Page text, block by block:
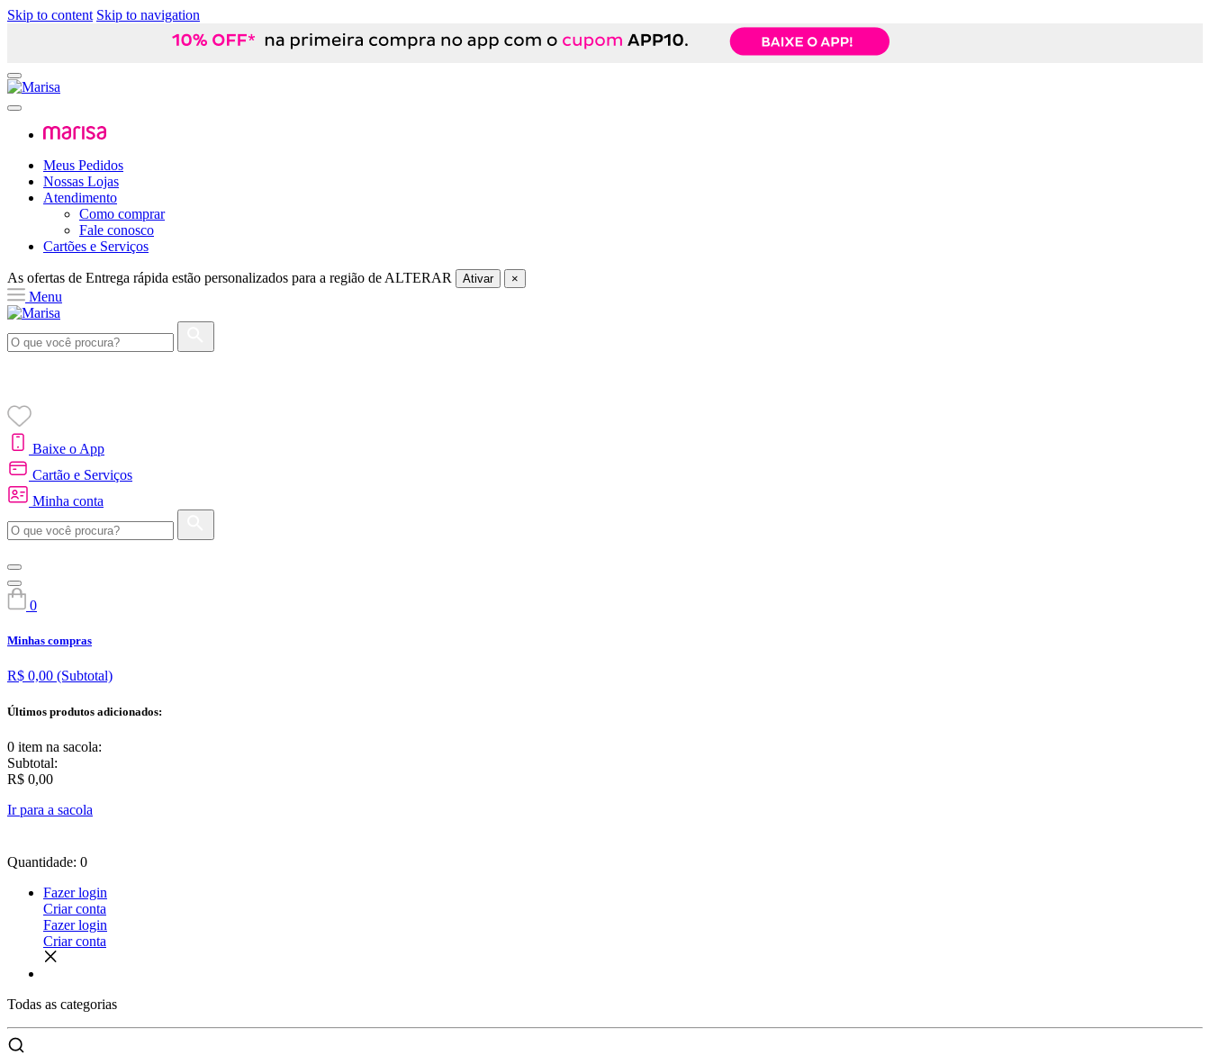
Skip to content Skip to navigation
Meus Pedidos
Nossas Lojas
Atendimento
Como comprar
Fale conosco
Cartões e Serviços
As ofertas de Entrega rápida estão personalizados para a região de ALTERAR Ativar ×
Menu
Baixe o App
Cartão e Serviços
Minha conta
0
Minhas compras
R$ 0,00 (Subtotal)
Últimos produtos adicionados:
0 item na sacola:
Subtotal:
R$ 0,00
Ir para a sacola
Quantidade: 0
Fazer login
Criar conta
Fazer login
Criar conta
Todas as categorias